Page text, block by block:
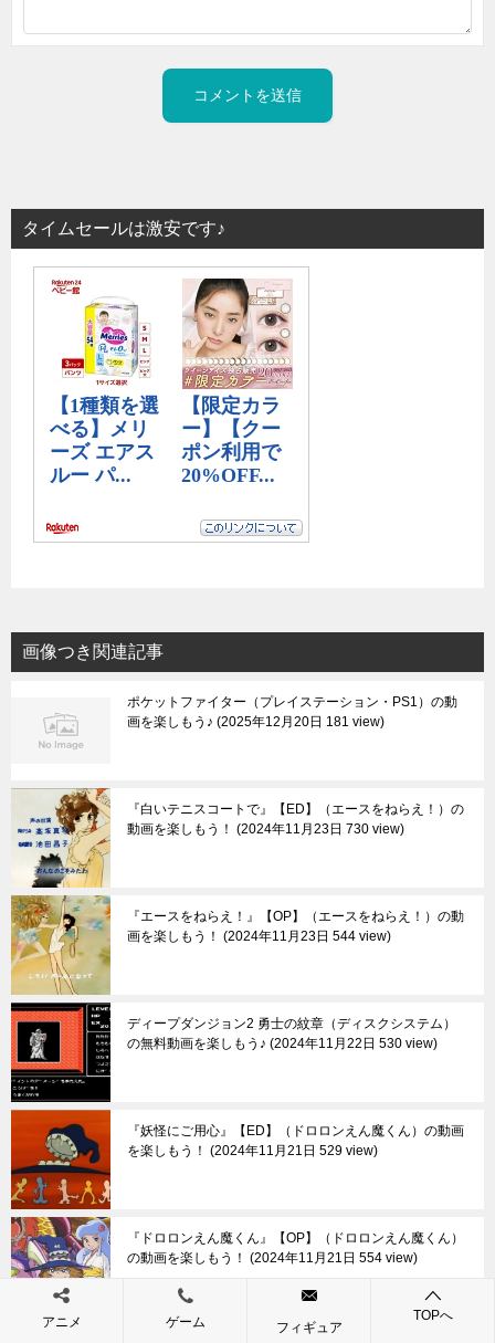
タイムセールは激安です♪
画像つき関連記事
ポケットファイター（プレイステーション・PS1）の動
画を楽しもう♪ 2025年12月20日 181 view
『白いテニスコートで』【ED】（エースをねらえ！）の
動画を楽しもう！
2024年11月23日 730 view
『エースをねらえ！』【OP】（エースをねらえ！）の動
画を楽しもう！
2024年11月23日 544 view
ディープダンジョン2 勇士の紋章（ディスクシステム）
の無料動画を楽しもう♪ 2024年11月22日 530 view
『妖怪にご用心』【ED】（ドロロンえん魔くん）の動画
を楽しもう！
2024年11月21日 529 view
『ドロロンえん魔くん』【OP】（ドロロンえん魔くん）
の動画を楽しもう！
2024年11月21日 554 view
アニメ ゲーム フィギュア
TOPへ